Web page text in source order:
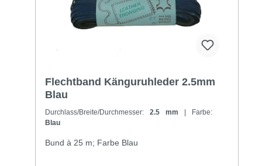
Flechtband Känguruhleder 2.5mm
Blau
Durchlass/Breite/Durchmesser: 2.5 mm
| Farbe:
Blau
Bund à 25 m; Farbe Blau